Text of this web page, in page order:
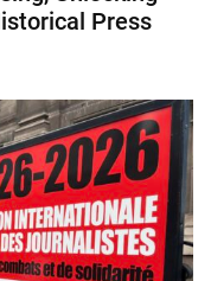
Press